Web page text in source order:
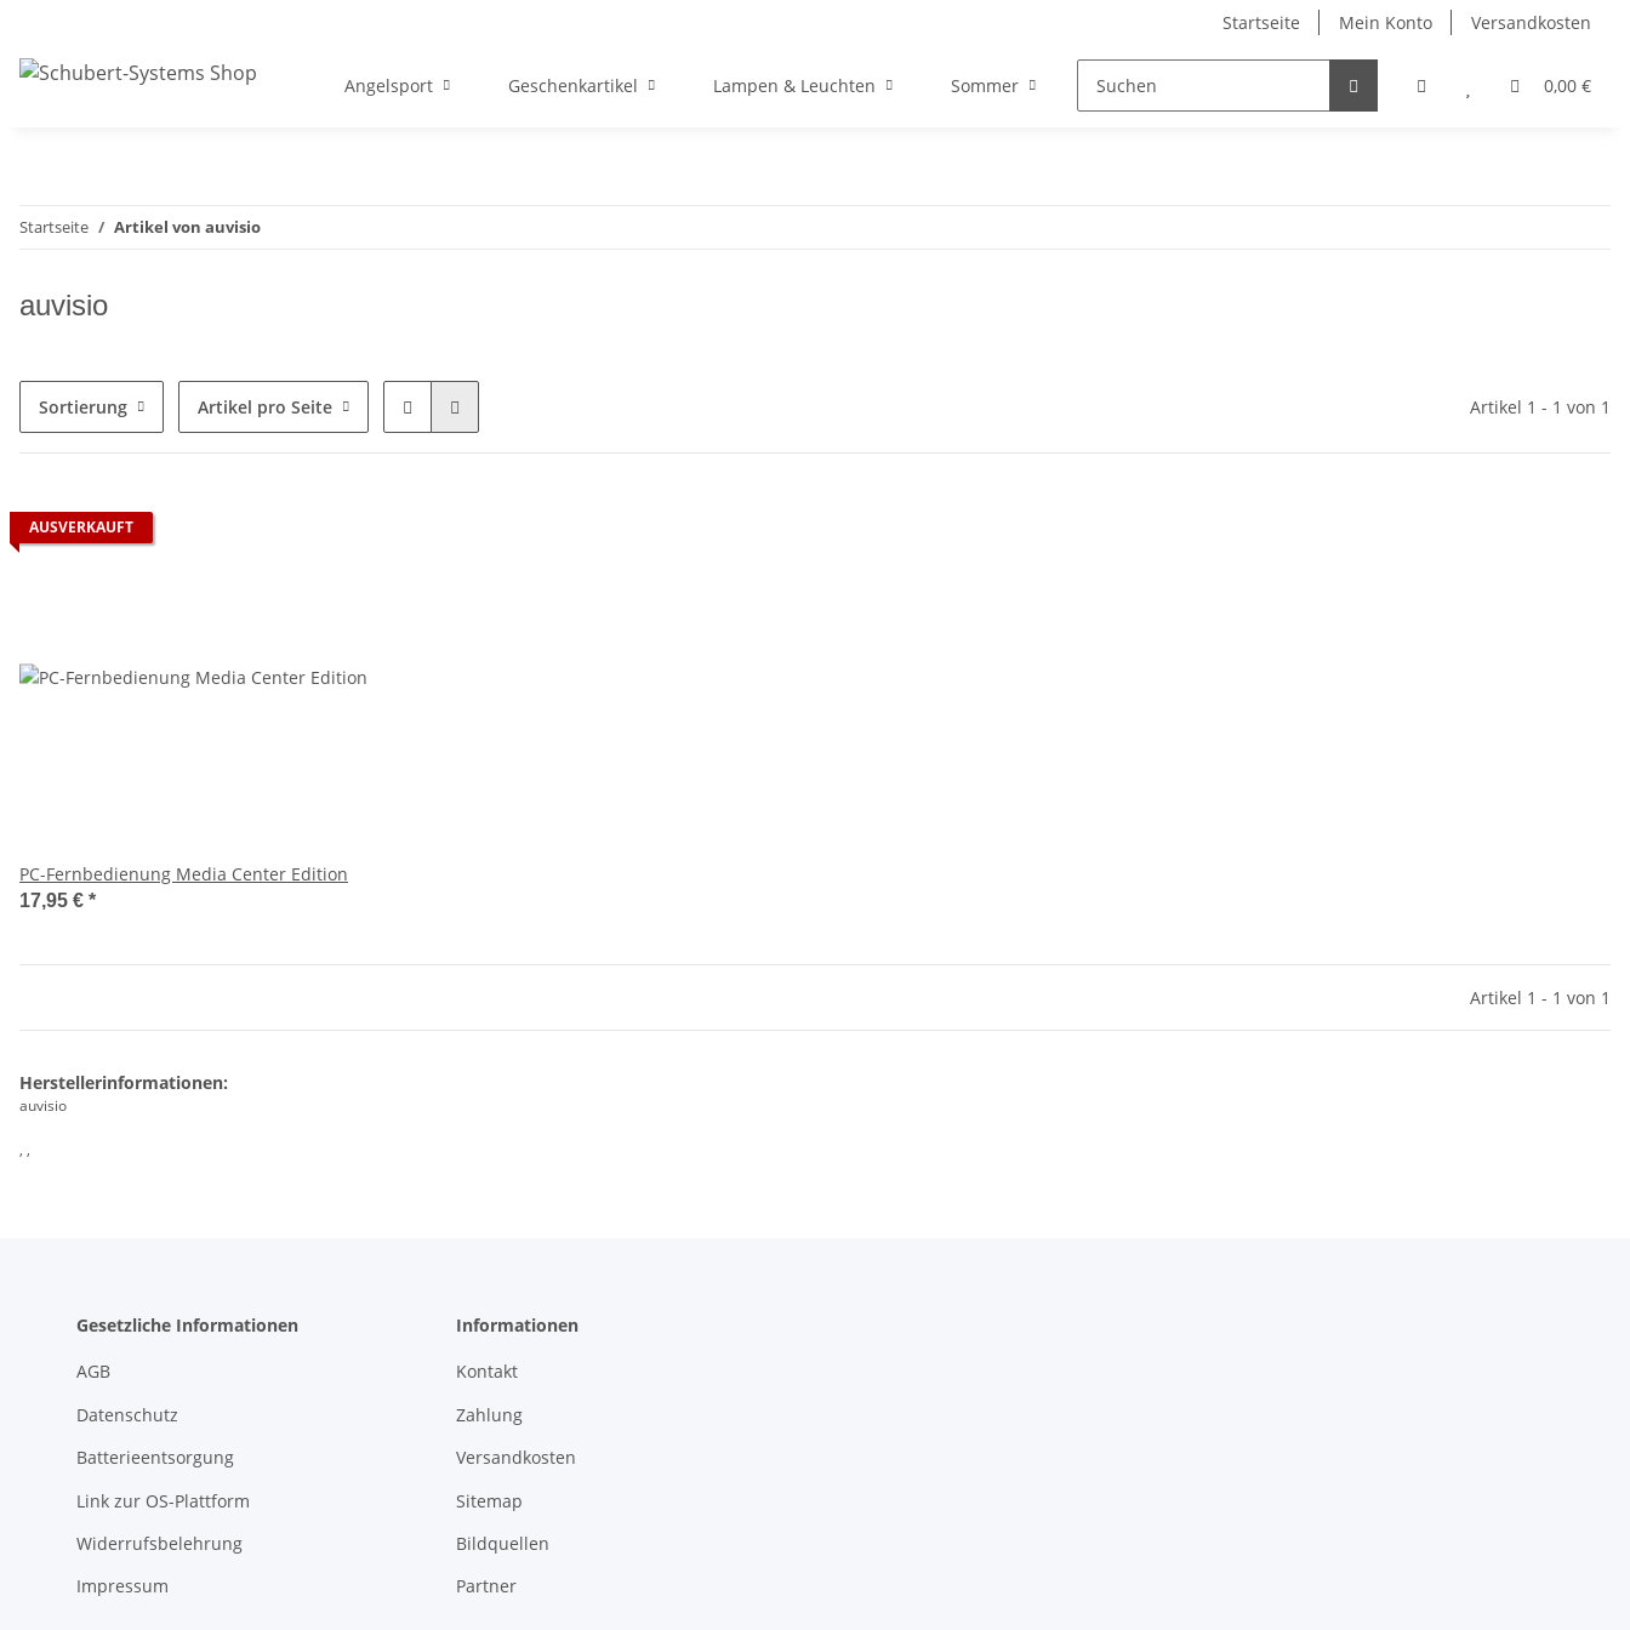
Startseite Mein Konto Versandkosten
0,00 €
Angelsport Geschenkartikel Lampen & Leuchten Sommer Visitenkartenetuis & Zubehör Winter Sonstiges
Startseite Artikel von auvisio
auvisio
Sortierung Artikel pro Seite Artikel 1 - 1 von 1
AUSVERKAUFT
PC-Fernbedienung Media Center Edition
17,95 € *
Artikel 1 - 1 von 1
Herstellerinformationen:
auvisio
, ,
Gesetzliche Informationen
AGB
Datenschutz
Batterieentsorgung
Link zur OS-Plattform
Widerrufsbelehrung
Impressum
Informationen
Kontakt
Zahlung
Versandkosten
Sitemap
Bildquellen
Partner